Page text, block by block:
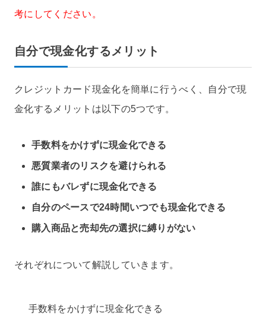
考にしてください。
自分で現金化するメリット
クレジットカード現金化を簡単に行うべく、自分で現
金化するメリットは以下の5つです。
手数料をかけずに現金化できる
悪質業者のリスクを避けられる
誰にもバレずに現金化できる
自分のペースで24時間いつでも現金化できる
購入商品と売却先の選択に縛りがない
それぞれについて解説していきます。
手数料をかけずに現金化できる